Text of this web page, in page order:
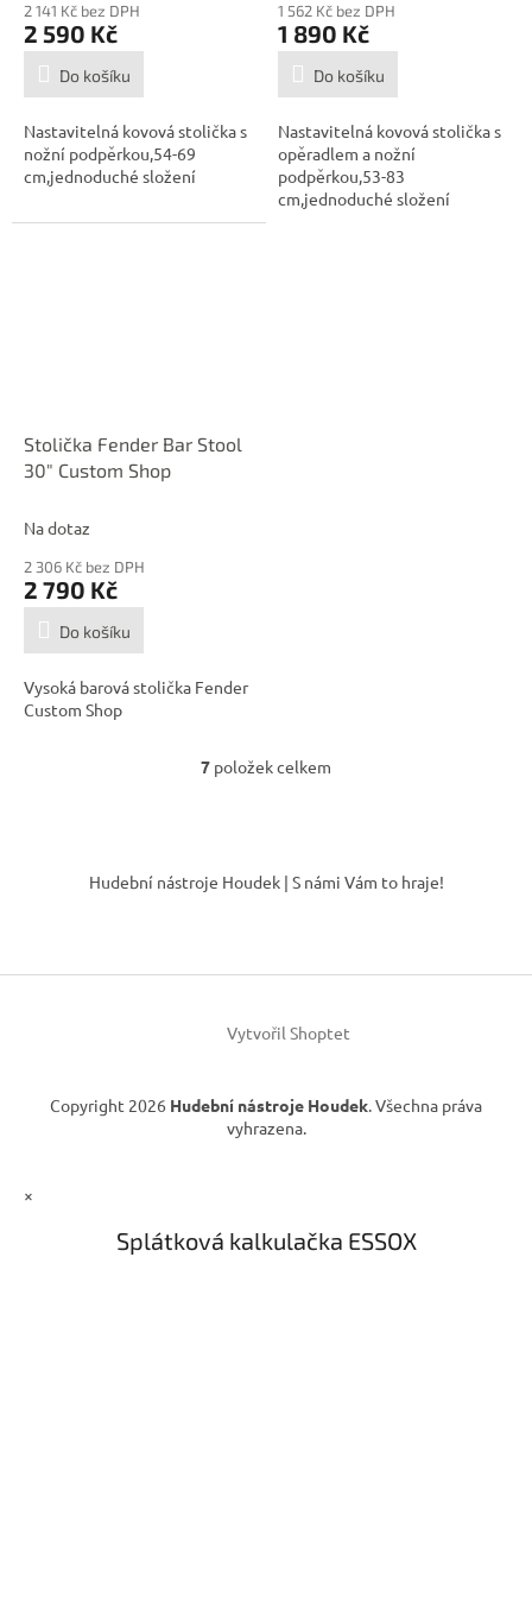
2 141 Kč bez DPH
2 590 Kč
Do košíku
Nastavitelná kovová stolička s
nožní podpěrkou,54-69
cm,jednoduché složení
1 562 Kč bez DPH
1 890 Kč
Do košíku
Nastavitelná kovová stolička s
opěradlem a nožní
podpěrkou,53-83
cm,jednoduché složení
Stolička Fender Bar Stool
30" Custom Shop
Na dotaz
2 306 Kč bez DPH
2 790 Kč
Do košíku
Vysoká barová stolička Fender
Custom Shop
O
a
r
k
y
p
i
7 položek celkem
í
Hudební nástroje Houdek | S námi Vám to hraje!
Vytvořil Shoptet
Copyright 2026 Hudební nástroje Houdek. Všechna práva
vyhrazena.
×
Splátková kalkulačka ESSOX